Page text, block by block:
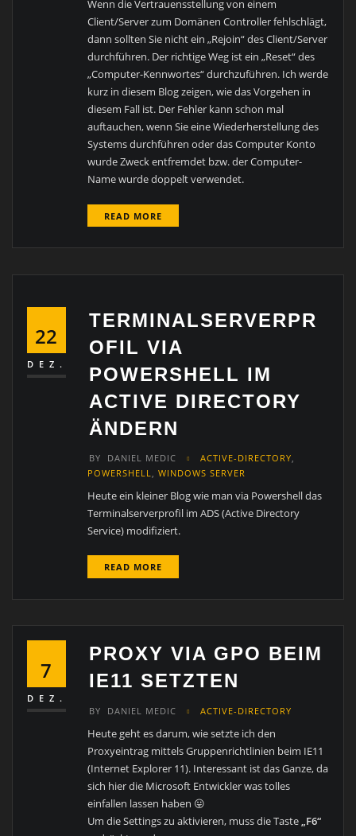
Wenn die Vertrauensstellung von einem
Client/Server zum Domänen Controller fehlschlägt,
dann sollten Sie nicht ein „Rejoin“ des Client/Server
durchführen. Der richtige Weg ist ein „Reset“ des
„Computer-Kennwortes“ durchzuführen. Ich werde
kurz in diesem Blog zeigen, wie das Vorgehen in
diesem Fall ist. Der Fehler kann schon mal
auftauchen, wenn Sie eine Wiederherstellung des
Systems durchführen oder das Computer Konto
wurde Zweck entfremdet bzw. der Computer-
Name wurde doppelt verwendet.
READ MORE
22
DEZ.
TERMINALSERVERPR
OFIL VIA
POWERSHELL IM
ACTIVE DIRECTORY
ÄNDERN
BY DANIEL MEDIC ACTIVE-DIRECTORY,
POWERSHELL,WINDOWS SERVER
Heute ein kleiner Blog wie man via Powershell das
Terminalserverprofil im ADS (Active Directory
Service) modifiziert.
READ MORE
7
DEZ.
PROXY VIA GPO BEIM
IE11 SETZTEN
BY DANIEL MEDIC ACTIVE-DIRECTORY
Heute geht es darum, wie setzte ich den
Proxyeintrag mittels Gruppenrichtlinien beim IE11
(Internet Explorer 11). Interessant ist das Ganze, da
sich hier die Microsoft Entwickler was tolles
einfallen lassen haben 😛
Um die Settings zu aktivieren, muss die Taste„F6“